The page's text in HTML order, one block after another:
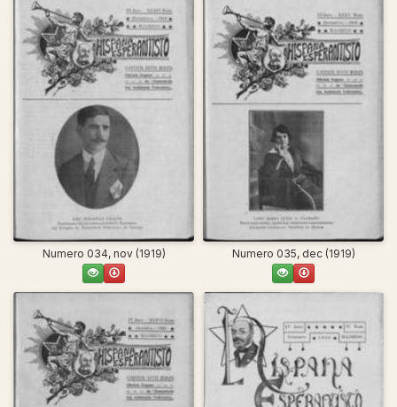
Numero 034, nov (1919) Numero 035, dec (1919)